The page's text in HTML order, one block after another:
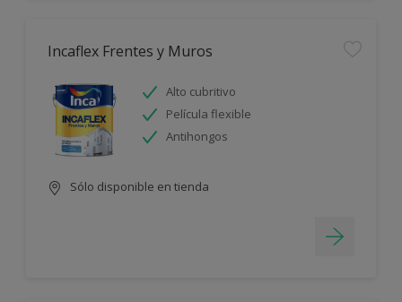
Incaflex Frentes y Muros
Alto cubritivo
Película flexible
Antihongos
Sólo disponible en tienda